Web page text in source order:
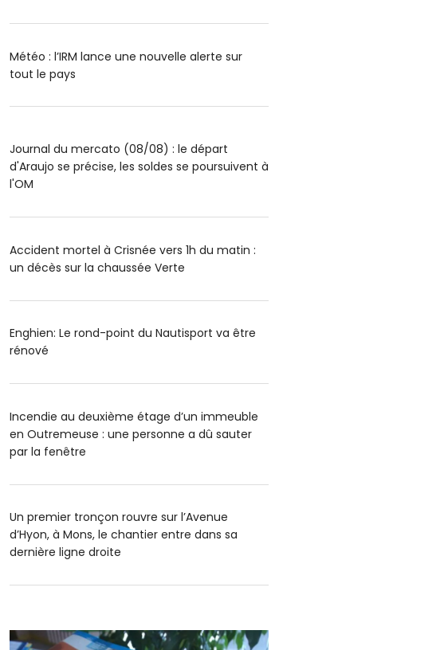
Météo : l’IRM lance une nouvelle alerte sur
tout le pays
Journal du mercato (08/08) : le départ
d'Araujo se précise, les soldes se poursuivent à
l'OM
Accident mortel à Crisnée vers 1h du matin :
un décès sur la chaussée Verte
Enghien: Le rond-point du Nautisport va être
rénové
Incendie au deuxième étage d’un immeuble
en Outremeuse : une personne a dû sauter
par la fenêtre
Un premier tronçon rouvre sur l’Avenue
d’Hyon, à Mons, le chantier entre dans sa
dernière ligne droite